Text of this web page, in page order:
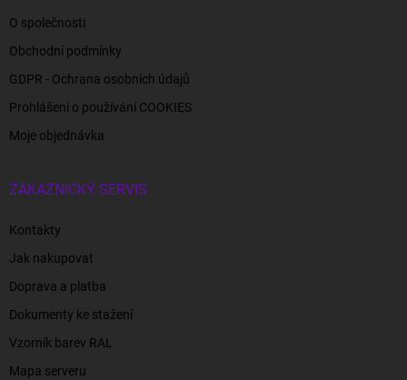
O společnosti
Obchodní podmínky
GDPR - Ochrana osobních údajů
Prohlášení o používání COOKIES
Moje objednávka
ZÁKAZNICKÝ SERVIS
Kontakty
Jak nakupovat
Doprava a platba
Dokumenty ke stažení
Vzorník barev RAL
Mapa serveru